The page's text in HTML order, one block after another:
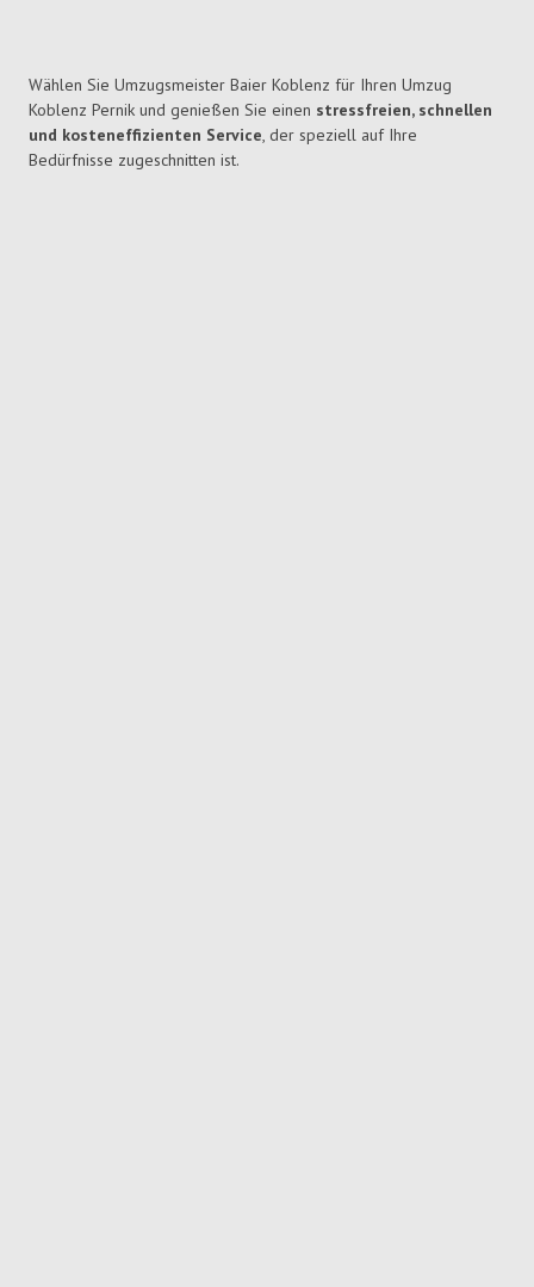
Wählen Sie Umzugsmeister Baier Koblenz für Ihren Umzug
Koblenz Pernik und genießen Sie einen stressfreien, schnellen
und kosteneffizienten Service, der speziell auf Ihre
Bedürfnisse zugeschnitten ist.